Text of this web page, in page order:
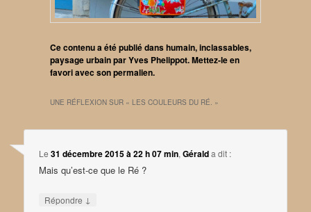
Ce contenu a été publié danshumain,inclassables,
paysage urbainparYves Phelippot. Mettez-le en
favori avec sonpermalien.
UNE RÉFLEXION SUR « LES COULEURS DU RÉ. »
Le31 décembre 2015 à 22 h 07 min,Géralda dit :
Mais qu’est-ce que le Ré ?
Répondre ↓